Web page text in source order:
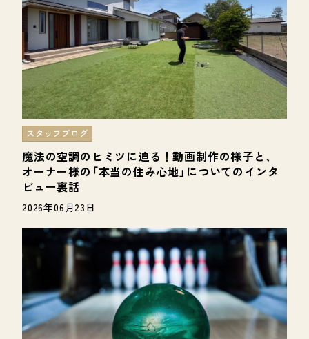
魔法の空調のヒミツに迫る！動画制作の様子と、
オーナー様の「本当の住み心地」についてのインタ
ビュー裏話
スタッフブログ
2026年06月23日